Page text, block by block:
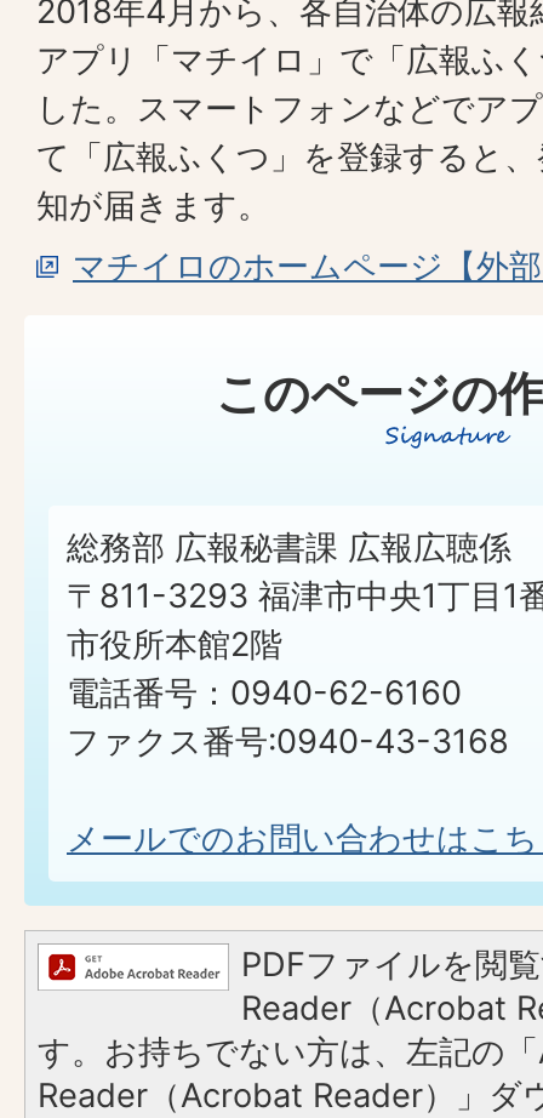
2018年4月から、各自治体の広
アプリ「マチイロ」で「広報ふ
した。スマートフォンなどでア
て「広報ふくつ」を登録すると
知が届きます。
マチイロのホームページ【外
このページの
総務部 広報秘書課 広報広聴係
〒811-3293 福津市中央1丁目1
市役所本館2階
電話番号：0940-62-6160
ファクス番号:0940-43-3168
メールでのお問い合わせはこ
PDFファイルを閲
Reader（Acrobat
す。お持ちでない方は、左記の
Reader（Acrobat Reader）」ダ